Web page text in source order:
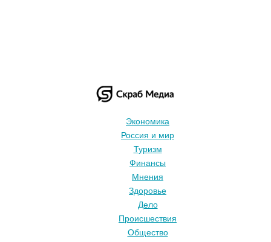
Экономика
Россия и мир
Туризм
Финансы
Мнения
Здоровье
Дело
Происшествия
Общество